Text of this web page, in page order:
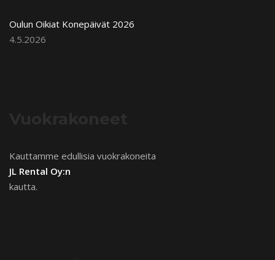
Oulun Oikiat Konepäivät 2026
4.5.2026
Kauttamme edullisia vuokrakoneita
JL Rental Oy:n
kautta.